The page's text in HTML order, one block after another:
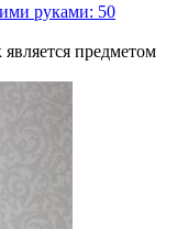
руками: 50
предметом